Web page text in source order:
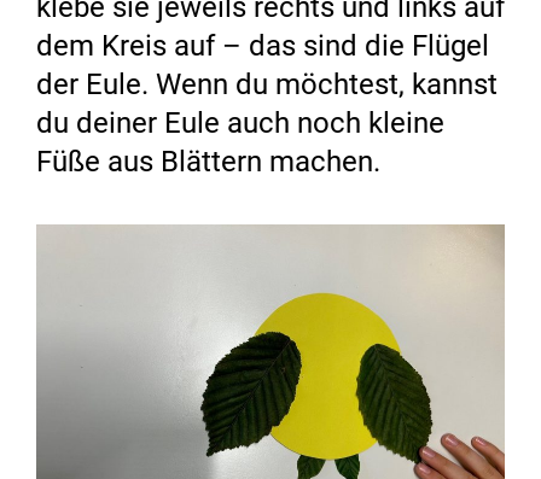
klebe sie jeweils rechts und links auf
dem Kreis auf – das sind die Flügel
der Eule. Wenn du möchtest, kannst
du deiner Eule auch noch kleine
Füße aus Blättern machen.